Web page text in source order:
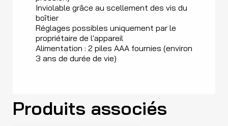
Inviolable grâce au scellement des vis du
boîtier
Réglages possibles uniquement par le
propriétaire de l'appareil
Alimentation : 2 piles AAA fournies (environ
3 ans de durée de vie)
Produits associés